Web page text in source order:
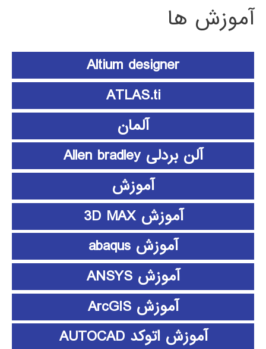
آموزش ها
Altium designer
ATLAS.ti
آلمان
آلن بردلی Allen bradley
آموزش
آموزش 3D MAX
آموزش abaqus
آموزش ANSYS
آموزش ArcGIS
آموزش اتوکد AUTOCAD